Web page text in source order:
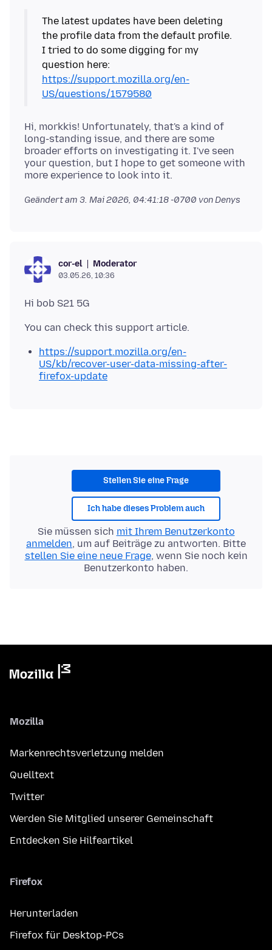
The latest updates have been deleting
the profile data from the default profile.
I tried to do some digging for my
question here:
https://support.mozilla.org/en-
US/questions/1579580
Hi, morkkis! Unfortunately, that's a kind of
long-standing issue, and there are some
broader efforts on investigating it. I've seen
your question, but I hope to get someone with
Geändert am 3. Mai 2026, 04:41:18 -0700 von Denys
cor-el Moderator
03.05.26, 10:36
https://support.mozilla.org/en-
US/kb/recover-user-data-missing-after-
firefox-update
Stellen Sie eine Frage
Ich habe dieses Problem auch
Sie müssen sich mit Ihrem Benutzerkonto
anmelden, um auf Beiträge zu antworten. Bitte
stellen Sie eine neue Frage, wenn Sie noch kein
Benutzerkonto haben.
Mozilla
Markenrechtsverletzung melden
Quelltext
Twitter
Werden Sie Mitglied unserer Gemeinschaft
Entdecken Sie Hilfeartikel
Firefox
Herunterladen
Firefox für Desktop-PCs